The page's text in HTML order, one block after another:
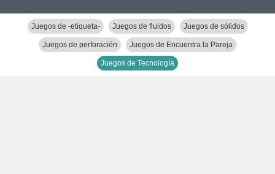
Juegos de -etiqueta- Juegos de fluidos Juegos de sólidos
Juegos de perforación Juegos de Encuentra la Pareja
Juegos de Tecnología